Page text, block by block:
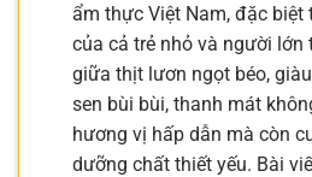
ẩm thực Việt Nam, đặc biệt
của cả trẻ nhỏ và người lớn
giữa thịt lươn ngọt béo,
sen bùi bùi, thanh mát
hương vị hấp dẫn mà còn
dưỡng chất thiết yếu. Bài